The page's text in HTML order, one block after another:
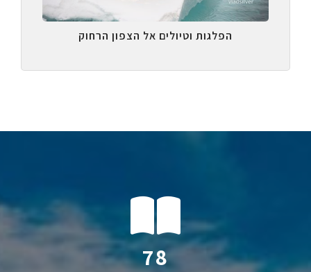
הפלגות וטיולים אל הצפון הרחוק
118